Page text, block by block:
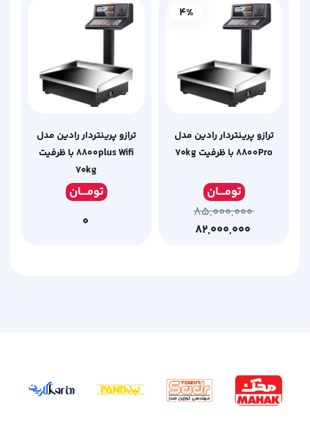
ترازو پرینتردار رادین مدل
۸۸۰۰Pro با ظرفیت ۷۰kg
تومـــان
۸۵,۰۰۰,۰۰۰
4%
ترازو پرینتردار رادین مدل
۸۸۰۰plus Wifi با ظرفیت
۷۰kg
تومـــان